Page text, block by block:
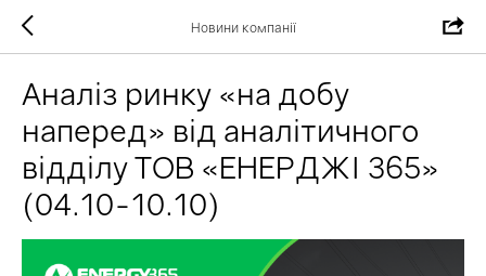
Новини компанії
Аналіз ринку «на добу
наперед» від аналітичного
відділу ТОВ «ЕНЕРДЖІ 365»
(04.10-10.10)